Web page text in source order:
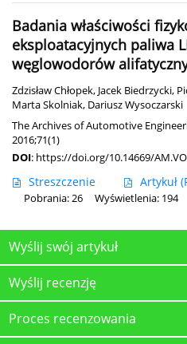
Badania właściwości
eksploatacyjnych paliwa
węglowodorów
Zdzisław Chłopek, Jacek Biedrzycki,
Marta Skolniak, Dariusz Wysoczarski
The Archives of Automotive
2016;71(1)
DOI: https://doi.org/10.14669/
Streszczenie Artykuł
Pobrania: 26
Wyświetlenia: 194
Wyślij swój artykuł
Wyślij recenzję
Proces recenzowania